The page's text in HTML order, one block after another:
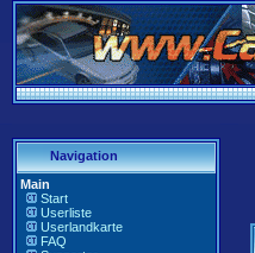
Navigation
Main
Start
Userliste
Userlandkarte
FAQ